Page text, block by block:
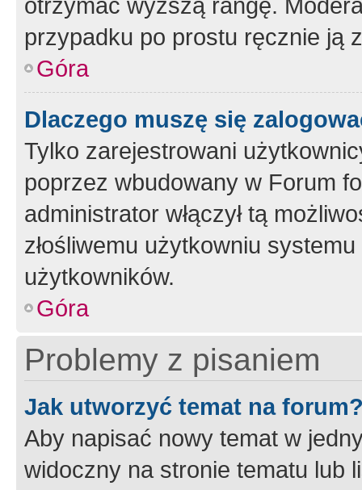
przypadku po prostu ręcznie ją
Góra
Dlaczego muszę się
Tylko zarejestrowani
poprzez wbudowany w Forum
administrator włączył tą
złośliwemu użytkowniu
użytkowników.
Góra
Problemy z pisaniem
Jak utworzyć temat na
Aby napisać nowy temat w
widoczny na stronie tematu lub